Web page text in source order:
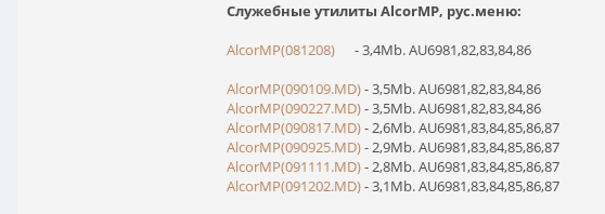
Служебные утилиты AlcorMP, рус.меню:
AlcorMP(081208) - 3,4Mb. AU6981,82,83,84,86
AlcorMP(090109.MD)- 3,5Mb. AU6981,82,83,84,86
AlcorMP(090227.MD)- 3,5Mb. AU6981,82,83,84,86
AlcorMP(090817.MD)- 2,6Mb. AU6981,83,84,85,86,87
AlcorMP(090925.MD)- 2,9Mb. AU6981,83,84,85,86,87
AlcorMP(091111.MD)- 2,8Mb. AU6981,83,84,85,86,87
AlcorMP(091202.MD)- 3,1Mb. AU6981,83,84,85,86,87